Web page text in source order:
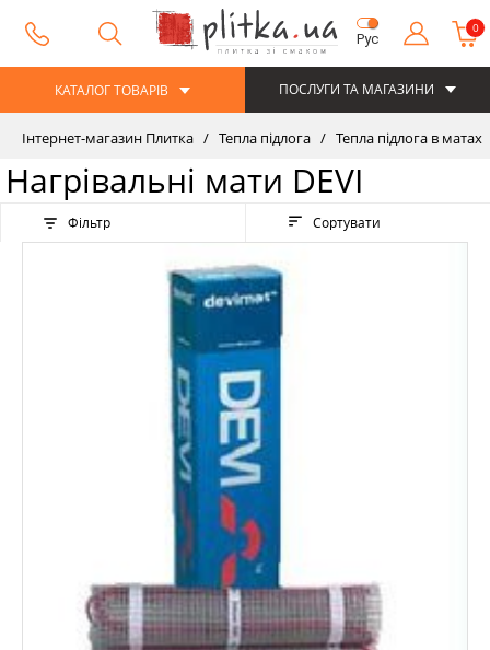
Рус
0
КАТАЛОГ ТОВАРІВ ПОСЛУГИ ТА МАГАЗИНИ
Інтернет-магазин Плитка Тепла підлога Тепла підлога в матах
Нагрівальні мати DEVI
Фільтр Сортувати